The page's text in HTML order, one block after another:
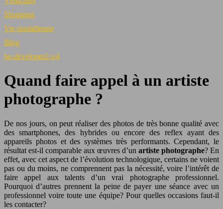
Shopping
Vie quotidienne
Blog
be-developer2-v4
Quand faire appel à un artiste
photographe ?
De nos jours, on peut réaliser des photos de très bonne qualité avec
des smartphones, des hybrides ou encore des reflex ayant des
appareils photos et des systèmes très performants. Cependant, le
résultat est-il comparable aux œuvres d’un artiste photographe? En
effet, avec cet aspect de l’évolution technologique, certains ne voient
pas ou du moins, ne comprennent pas la nécessité, voire l’intérêt de
faire appel aux talents d’un vrai photographe professionnel.
Pourquoi d’autres prennent la peine de payer une séance avec un
professionnel voire toute une équipe? Pour quelles occasions faut-il
les contacter?